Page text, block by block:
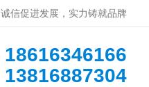
诚信促进发展，实力铸就品牌
18616346166
13816887304